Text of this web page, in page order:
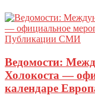
Публикации СМИ
Ведомости:
Холокоста —
календаре